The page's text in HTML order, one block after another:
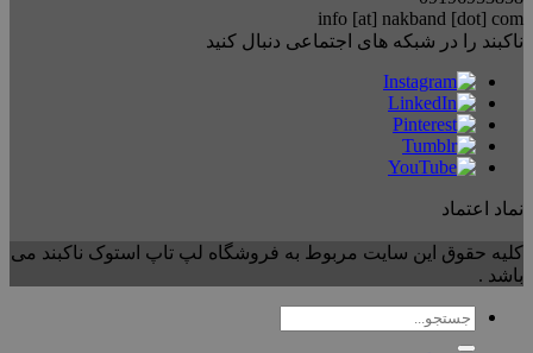
info [at] nakband [dot] com
ناکبند را در شبکه های اجتماعی دنبال کنید
نماد اعتماد
کلیه حقوق این سایت مربوط به فروشگاه لپ تاپ استوک ناکبند می
باشد .
جستجو